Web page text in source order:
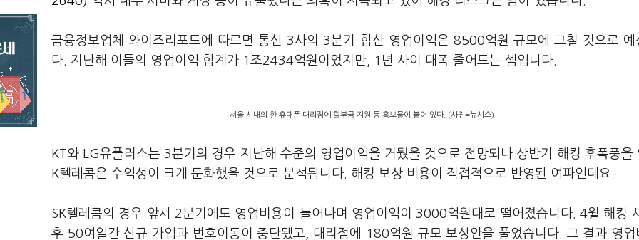
금융정보업체 와이즈리포트에 따르면 통신 3사의 3분기 합산 영업이익은 8500억원 규모에 그칠 것으로 예
다. 지난해 이들의 영업이익 합계가 1조2434억원이었지만, 1년 사이 대폭 줄어드는 셈입니다.
서울 시내의 한 휴대폰 대리점에 할부금 지원 등 홍보물이 붙어 있다. (사진=뉴시스)
KT와 LG유플러스는 3분기의 경우 지난해 수준의 영업이익을 거뒀을 것으로 전망되나 상반기 해킹 후폭풍을
K텔레콤은 수익성이 크게 둔화했을 것으로 분석됩니다. 해킹 보상 비용이 직접적으로 반영된 여파인데요.
SK텔레콤의 경우 앞서 2분기에도 영업비용이 늘어나며 영업이익이 3000억원대로 떨어졌습니다. 4월 해킹
후 50여일간 신규 가입과 번호이동이 중단됐고, 대리점에 180억원 규모 보상안을 풀었습니다. 그 결과 영업